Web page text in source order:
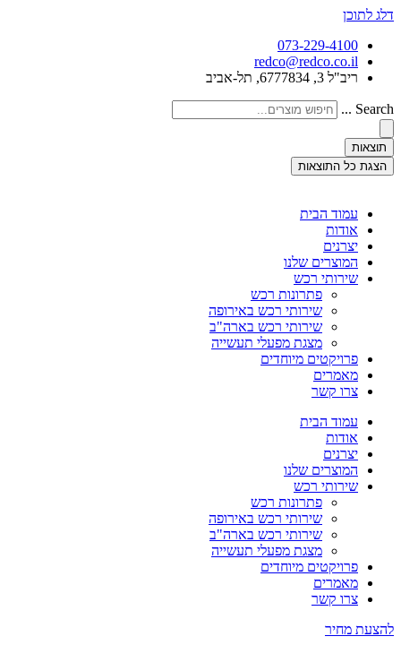
דלג לתוכן
073-229-4100
redco@redco.co.il
ריב"ל 3, 6777834, תל-אביב
Search ...
תוצאות
הצגת כל התוצאות
עמוד הבית
אודות
יצרנים
המוצרים שלנו
שירותי רכש
פתרונות רכש
שירותי רכש באירופה
שירותי רכש בארה"ב
מצגת מפעלי תעשייה
פרויקטים מיוחדים
מאמרים
צרו קשר
עמוד הבית
אודות
יצרנים
המוצרים שלנו
שירותי רכש
פתרונות רכש
שירותי רכש באירופה
שירותי רכש בארה"ב
מצגת מפעלי תעשייה
פרויקטים מיוחדים
מאמרים
צרו קשר
להצעת מחיר